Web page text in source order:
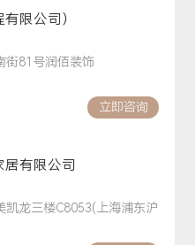
限公司）
街81号润佰装饰
立即咨询
居有限公司
凯龙三楼C8053(上海浦东沪